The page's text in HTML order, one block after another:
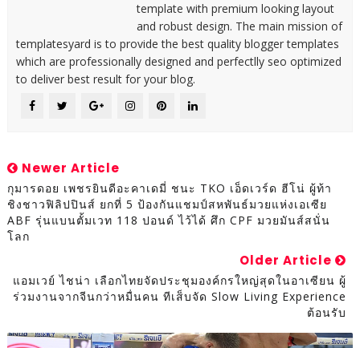
template with premium looking layout
and robust design. The main mission of
templatesyard is to provide the best quality blogger templates
which are professionally designed and perfectlly seo optimized
to deliver best result for your blog.
Newer Article
กุมารดอย เพชรยินดีอะคาเดมี่ ชนะ TKO เอ็ดเวร์ด ฮีโน่ ผู้ท้า
ชิงชาวฟิลิปปินส์ ยกที่ 5 ป้องกันแชมป์สหพันธ์มวยแห่งเอเซีย
ABF รุ่นแบนตั้มเวท 118 ปอนด์ ไว้ได้ ศึก CPF มวยมันส์สนั่น
โลก
Older Article
แอมเวย์ ไชน่า เลือกไทยจัดประชุมองค์กรใหญ่สุดในอาเซียน ผู้
ร่วมงานจากจีนกว่าหมื่นคน ทีเส็บจัด Slow Living Experience
ต้อนรับ